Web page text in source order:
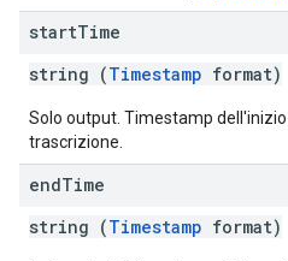
startTime
string (Timestamp format)
Solo output. Timestamp
trascrizione.
endTime
string (Timestamp format)